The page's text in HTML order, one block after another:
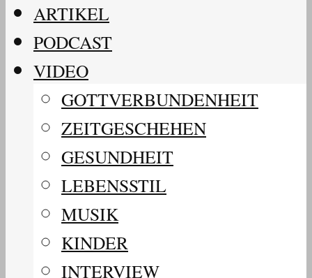
ARTIKEL
PODCAST
VIDEO
GOTTVERBUNDENHEIT
ZEITGESCHEHEN
GESUNDHEIT
LEBENSSTIL
MUSIK
KINDER
INTERVIEW